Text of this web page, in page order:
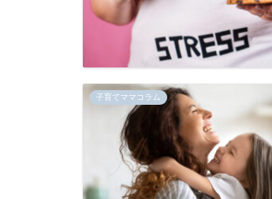
子育てママコラム